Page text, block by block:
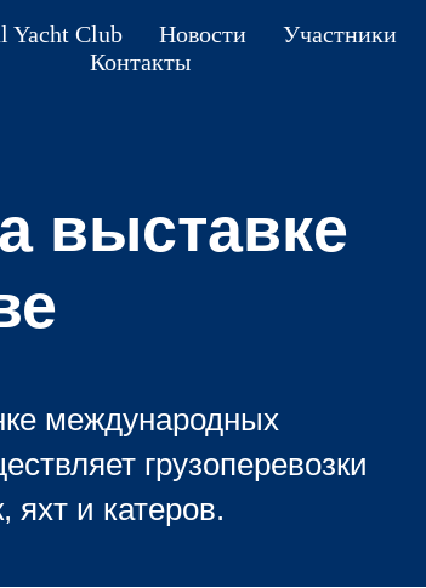
Yacht Club Новости Участники
Контакты
выставке
международных
грузоперевозки
яхт и катеров.